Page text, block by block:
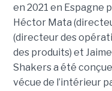
en 2021 en Espagne
Héctor Mata
(directeur des
des produits) et
Shakers a été
vécue de l’intérieur